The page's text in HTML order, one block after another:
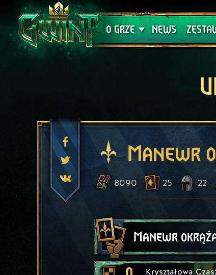
O GRZE
Wsparcie techniczne
NEWS
Manewr
8090 25 22
Manewr
Kryształowa